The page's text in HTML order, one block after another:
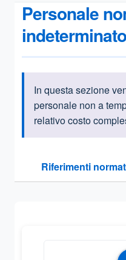
Personale
indeterminato
Informazioni
In questa sezione
personale non a
relativo costo
Riferimenti
Sezione compressa